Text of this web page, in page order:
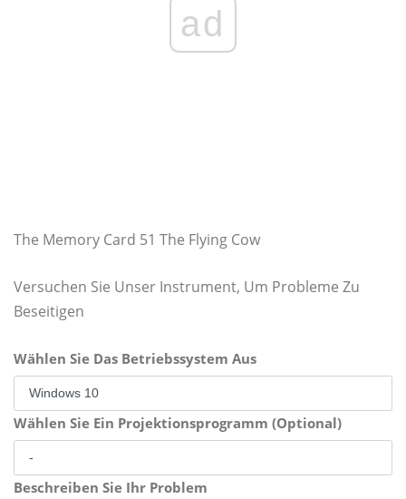
ad
The Memory Card 51 The Flying Cow
Versuchen Sie Unser Instrument, Um Probleme Zu
Beseitigen
Wählen Sie Das Betriebssystem Aus
Wählen Sie Ein Projektionsprogramm (Optional)
Beschreiben Sie Ihr Problem